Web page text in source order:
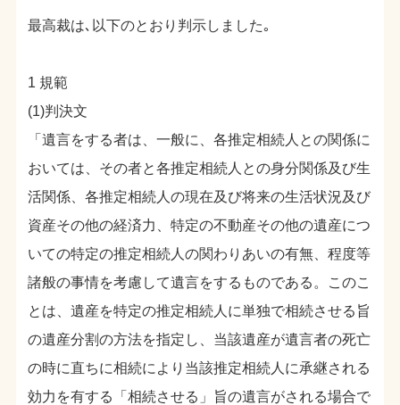
最高裁は､以下のとおり判示しました｡
1 規範
(1)判決文
「遺言をする者は、一般に、各推定相続人との関係に
おいては、その者と各推定相続人との身分関係及び生
活関係、各推定相続人の現在及び将来の生活状況及び
資産その他の経済力、特定の不動産その他の遺産につ
いての特定の推定相続人の関わりあいの有無、程度等
諸般の事情を考慮して遺言をするものである。このこ
とは、遺産を特定の推定相続人に単独で相続させる旨
の遺産分割の方法を指定し、当該遺産が遺言者の死亡
の時に直ちに相続により当該推定相続人に承継される
効力を有する「相続させる」旨の遺言がされる場合で